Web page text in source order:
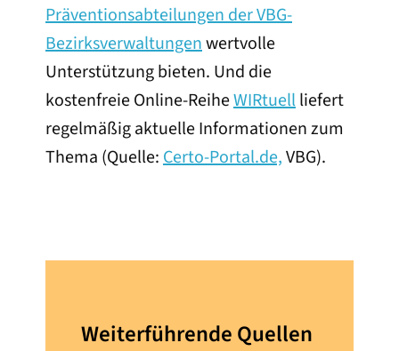
Präventionsabteilungen der VBG-
Bezirksverwaltungenwertvolle
Unterstützung bieten. Und die
kostenfreie Online-ReiheWIRtuellliefert
regelmäßig aktuelle Informationen zum
Thema (Quelle:Certo-Portal.de,VBG).
Weiterführende Quellen